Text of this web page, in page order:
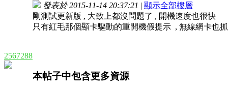
2567288
發表於 2015-11-14 20:37:21 | 顯示全部樓層
剛測試更新版 , 大致上都沒問題了 , 開機速度也很快
只有紅毛那個顯卡驅動的重開機假提示 , 無線網卡也
本帖子中包含更多資源